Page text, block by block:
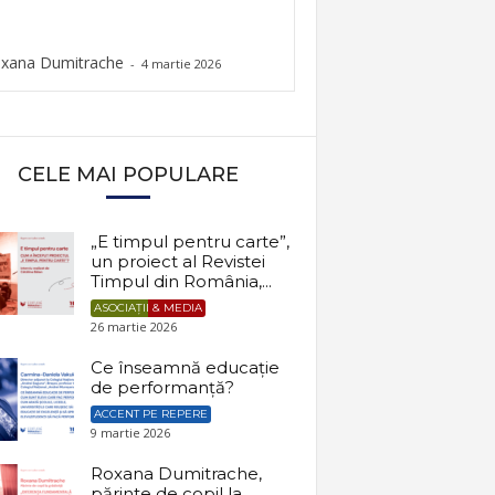
Dumitrache - 4 martie 2026
CELE MAI POPULARE
„E timpul pentru carte”,
un proiect al Revistei
Timpul din România,...
ASOCIAȚII & MEDIA
26 martie 2026
Ce înseamnă educație
de performanță?
ACCENT PE REPERE
9 martie 2026
Roxana Dumitrache,